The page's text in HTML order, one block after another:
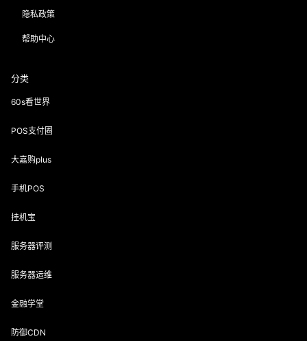
隐私政策
帮助中心
分类
60s看世界
POS支付圈
大嘉购plus
手机POS
挂机宝
服务器评测
服务器运维
金融学堂
防御CDN